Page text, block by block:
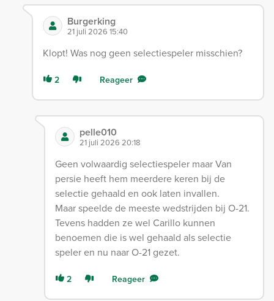
Burgerking
21 juli 2026 15:40
Klopt! Was nog geen selectiespeler misschien?
2 Reageer
pelle010
21 juli 2026 20:18
Geen volwaardig selectiespeler maar Van
persie heeft hem meerdere keren bij de
selectie gehaald en ook laten invallen.
Maar speelde de meeste wedstrijden bij O-21.
Tevens hadden ze wel Carillo kunnen
benoemen die is wel gehaald als selectie
speler en nu naar O-21 gezet.
2 Reageer